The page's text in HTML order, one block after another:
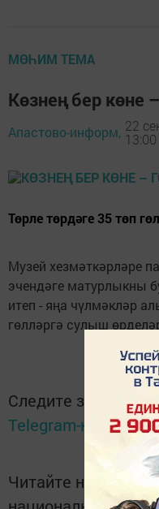
МӨҺИМ ТЕМА
Көзнең бер көне
Апастово-информ, 22
13:00
Төрле төрдәге 35 төп
Музей хезмәткәрләре
эчендәге матурлыкны
итеп - яңа чүлмәкләр
гөлләргә сулыш
Следите за
Telegram-канале
Читайте новости